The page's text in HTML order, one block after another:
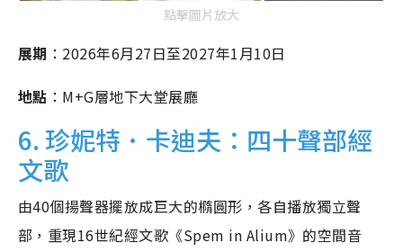
點擊圖片放大
展期 ：2026年6月27日至2027年1月10日
地點 ：M+G層地下大堂展廳
6. 珍妮特．卡迪夫：四十聲部經
文歌
由40個揚聲器擺放成巨大的橢圓形，各自播放獨立聲
部，重現16世紀經文歌《Spem in Alium》的空間音